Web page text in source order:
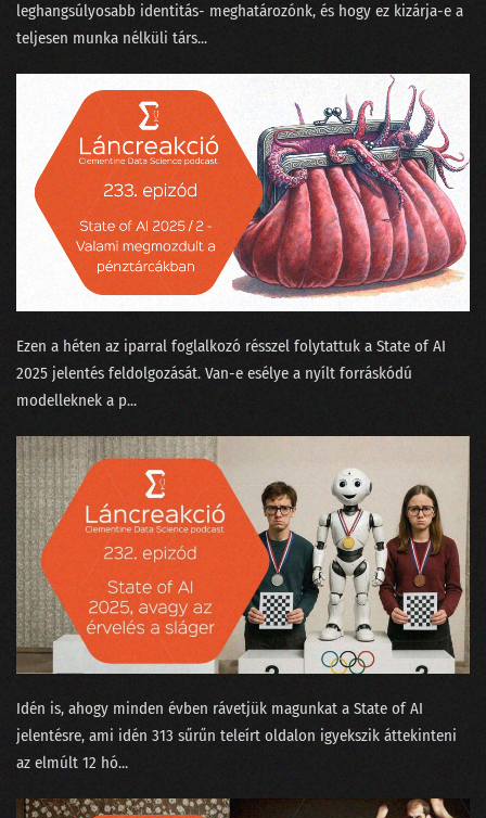
leghangsúlyosabb identitás- meghatározónk, és hogy ez kizárja-e a
teljesen munka nélküli társ...
Ezen a héten az iparral foglalkozó résszel folytattuk a ⁠State of AI
2025⁠ jelentés feldolgozását. Van-e esélye a nyílt forráskódú
modelleknek a p...
Idén is, ahogy minden évben rávetjük magunkat a ⁠State of AI⁠
jelentésre, ami idén 313 sűrűn teleírt oldalon igyekszik áttekinteni
az elmúlt 12 hó...